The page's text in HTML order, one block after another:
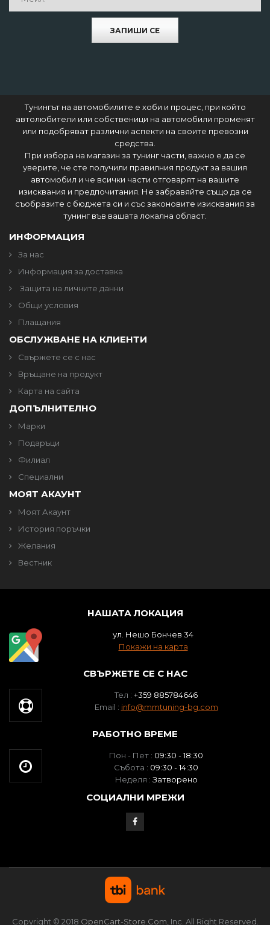
ЗАПИШИ СЕ
Тунингът на автомобилите е хоби и процес, при който
автолюбители или собственици на автомобили променят
или подобряват различни аспекти на своите превозни
средства.
При избора на магазин за тунинг части, важно е да се
уверите, че сте получили правилния продукт за вашия
автомобил и че всички части отговарят на вашите
изисквания и предпочитания. Не забравяйте също да се
съобразите с бюджета си и със законовите изисквания за
тунинг във вашата локална област.
ИНФОРМАЦИЯ
За нас
Информация за доставка
Защита на личните данни
Общи условия
Плащания
ОБСЛУЖВАНЕ НА КЛИЕНТИ
Свържете се с нас
Връщане на продукт
Карта на сайта
ДОПЪЛНИТЕЛНО
Марки
Подаръци
Филиал
Специални
МОЯТ АКАУНТ
Моят Акаунт
История поръчки
Желания
Вестник
НАШАТА ЛОКАЦИЯ
ул. Нешо Бончев 34
Покажи на карта
СВЪРЖЕТЕ СЕ С НАС
Тел : +359 885784646
Email : info@mmtuning-bg.com
РАБОТНО ВРЕМЕ
Пон - Пет : 09:30 - 18:30
Събота : 09:30 - 14:30
Неделя : Затворено
СОЦИАЛНИ МРЕЖИ
Copyright © 2018 OpenCart-Store.com , Inc. All Right Reserved.